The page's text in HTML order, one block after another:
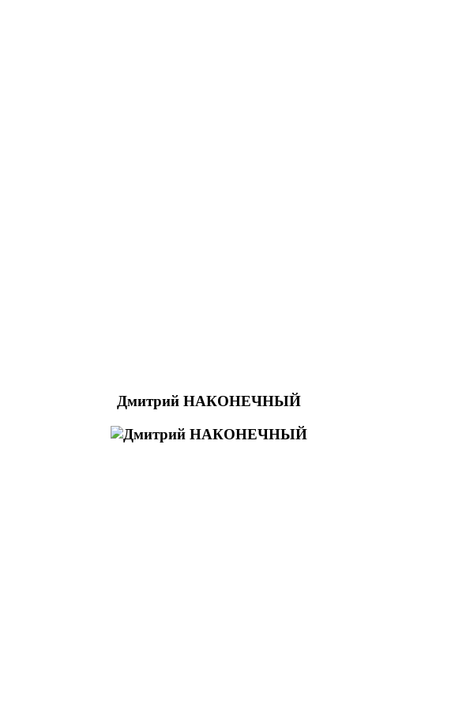
Дмитрий НАКОНЕЧНЫЙ